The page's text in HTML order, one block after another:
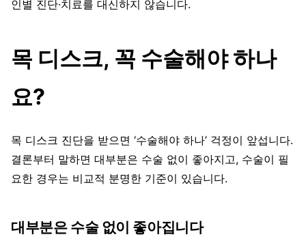
인별 진단·치료를 대신하지 않습니다.
목 디스크, 꼭 수술해야 하나
요?
목 디스크 진단을 받으면 ‘수술해야 하나’ 걱정이 앞섭니다.
결론부터 말하면 대부분은 수술 없이 좋아지고, 수술이 필
요한 경우는 비교적 분명한 기준이 있습니다.
대부분은 수술 없이 좋아집니다